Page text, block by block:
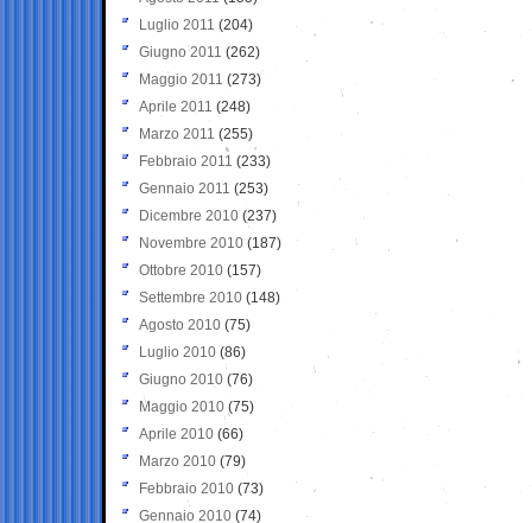
Luglio 2011 (204)
Giugno 2011 (262)
Maggio 2011 (273)
Aprile 2011 (248)
Marzo 2011 (255)
Febbraio 2011 (233)
Gennaio 2011 (253)
Dicembre 2010 (237)
Novembre 2010 (187)
Ottobre 2010 (157)
Settembre 2010 (148)
Agosto 2010 (75)
Luglio 2010 (86)
Giugno 2010 (76)
Maggio 2010 (75)
Aprile 2010 (66)
Marzo 2010 (79)
Febbraio 2010 (73)
Gennaio 2010 (74)